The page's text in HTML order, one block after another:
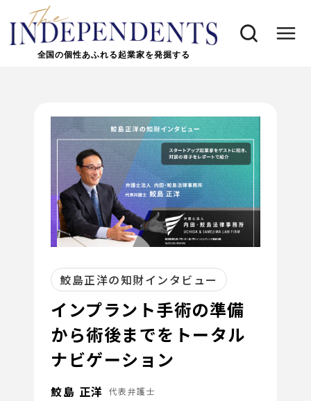
全国の個性あふれる起業家を発掘する
鮫島正洋の知財インタビュー
インプラント手術の準備
から術後までをトータル
ナビゲーション
鮫島 正洋 代表弁護士